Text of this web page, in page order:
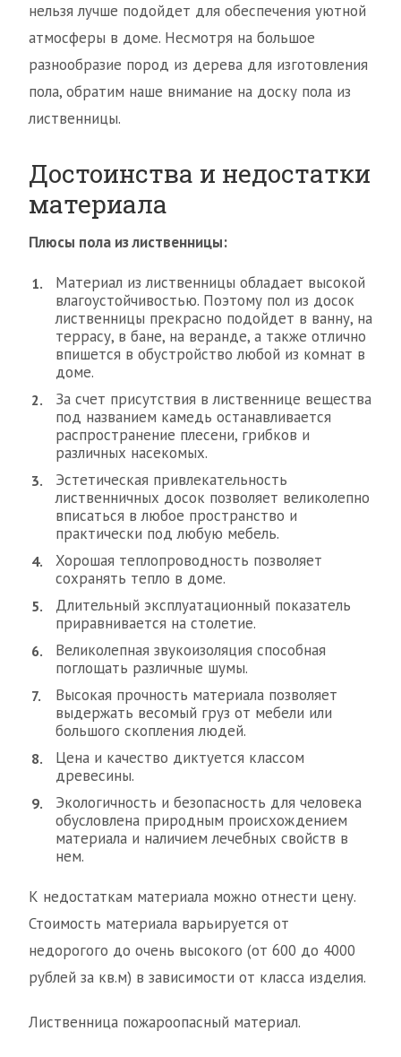
нельзя лучше подойдет для обеспечения уютной
атмосферы в доме. Несмотря на большое
разнообразие пород из дерева для изготовления
пола, обратим наше внимание на доску пола из
лиственницы.
Достоинства и недостатки
материала
Плюсы пола из лиственницы:
Материал из лиственницы обладает высокой
влагоустойчивостью. Поэтому пол из досок
лиственницы прекрасно подойдет в ванну, на
террасу, в бане, на веранде, а также отлично
впишется в обустройство любой из комнат в
доме.
За счет присутствия в лиственнице вещества
под названием камедь останавливается
распространение плесени, грибков и
различных насекомых.
Эстетическая привлекательность
лиственничных досок позволяет великолепно
вписаться в любое пространство и
практически под любую мебель.
Хорошая теплопроводность позволяет
сохранять тепло в доме.
Длительный эксплуатационный показатель
приравнивается на столетие.
Великолепная звукоизоляция способная
поглощать различные шумы.
Высокая прочность материала позволяет
выдержать весомый груз от мебели или
большого скопления людей.
Цена и качество диктуется классом
древесины.
Экологичность и безопасность для человека
обусловлена природным происхождением
материала и наличием лечебных свойств в
нем.
К недостаткам материала можно отнести цену.
Стоимость материала варьируется от
недорогого до очень высокого (от 600 до 4000
рублей за кв.м) в зависимости от класса изделия.
Лиственница пожароопасный материал.